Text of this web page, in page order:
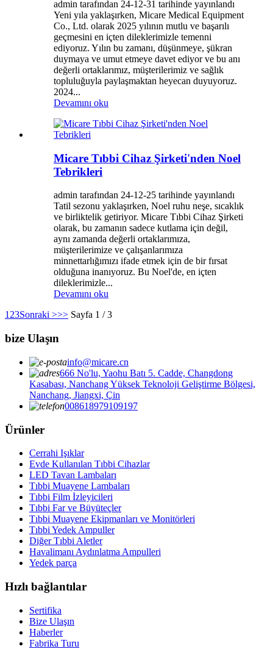
admin tarafından 24-12-31 tarihinde yayınlandı
Yeni yıla yaklaşırken, Micare Medical Equipment
Co., Ltd. olarak 2025 yılının mutlu ve başarılı
geçmesini en içten dileklerimizle temenni
ediyoruz. Yılın bu zamanı, düşünmeye, şükran
duymaya ve umut etmeye davet ediyor ve bu anı
değerli ortaklarımız, müşterilerimiz ve sağlık
topluluğuyla paylaşmaktan heyecan duyuyoruz.
2024...
Devamını oku
Micare Tıbbi Cihaz Şirketi'nden Noel
Tebrikleri
admin tarafından 24-12-25 tarihinde yayınlandı
Tatil sezonu yaklaşırken, Noel ruhu neşe, sıcaklık
ve birliktelik getiriyor. Micare Tıbbi Cihaz Şirketi
olarak, bu zamanın sadece kutlama için değil,
aynı zamanda değerli ortaklarımıza,
müşterilerimize ve çalışanlarımıza
minnettarlığımızı ifade etmek için de bir fırsat
olduğuna inanıyoruz. Bu Noel'de, en içten
dileklerimizle...
Devamını oku
123Sonraki >>> Sayfa 1 / 3
bize Ulaşın
info@micare.cn
666 No'lu, Yaohu Batı 5. Cadde, Changdong
Kasabası, Nanchang Yüksek Teknoloji Geliştirme Bölgesi,
Nanchang, Jiangxi, Çin
008618979109197
Ürünler
Cerrahi Işıklar
Evde Kullanılan Tıbbi Cihazlar
LED Tavan Lambaları
Tıbbi Muayene Lambaları
Tıbbi Film İzleyicileri
Tıbbi Far ve Büyüteçler
Tıbbi Muayene Ekipmanları ve Monitörleri
Tıbbi Yedek Ampuller
Diğer Tıbbi Aletler
Havalimanı Aydınlatma Ampulleri
Yedek parça
Hızlı bağlantılar
Sertifika
Bize Ulaşın
Haberler
Fabrika Turu